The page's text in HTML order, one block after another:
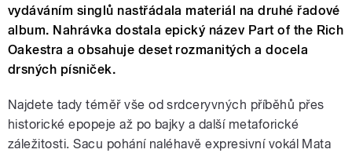
vydáváním singlů nastřádala materiál na druhé řadové
album. Nahrávka dostala epický název Part of the Rich
Oakestra a obsahuje deset rozmanitých a docela
drsných písniček.
Najdete tady téměř vše od srdceryvných příběhů přes
historické epopeje až po bajky a další metaforické
záležitosti. Sacu pohání naléhavě expresivní vokál Mata